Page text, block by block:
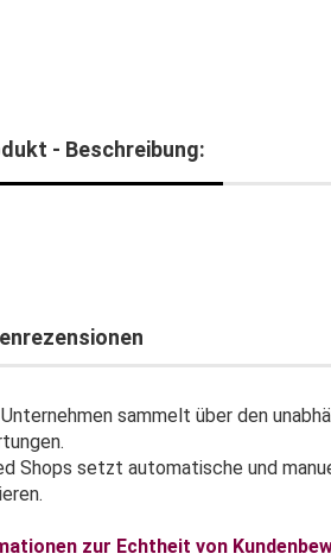
- Beschreibung:
sammelt über den
Shops setzt automatische und
zur Echtheit von